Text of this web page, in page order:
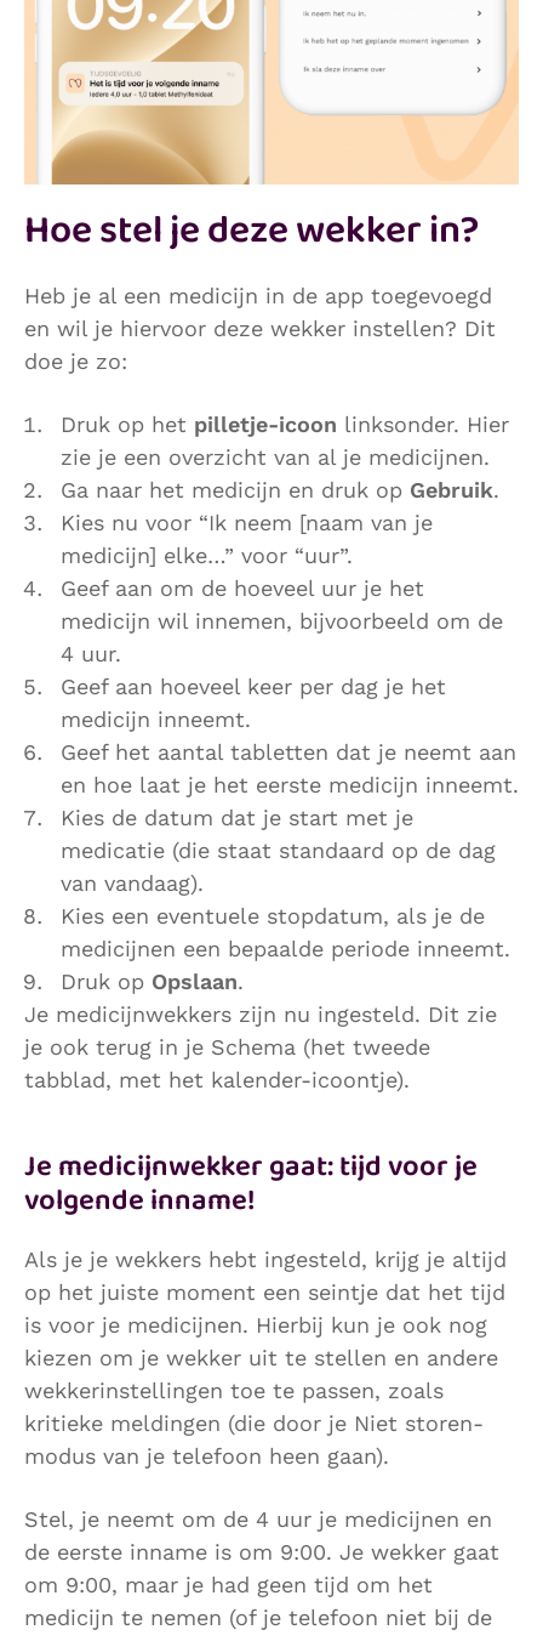
Hoe stel je deze wekker in?
Heb je al een medicijn in de app toegevoegd
en wil je hiervoor deze wekker instellen? Dit
doe je zo:
Druk op het pilletje-icoon linksonder. Hier
zie je een overzicht van al je medicijnen.
Ga naar het medicijn en druk op Gebruik.
Kies nu voor “Ik neem [naam van je
medicijn] elke…” voor “uur”.
Geef aan om de hoeveel uur je het
medicijn wil innemen, bijvoorbeeld om de
4 uur.
Geef aan hoeveel keer per dag je het
medicijn inneemt.
Geef het aantal tabletten dat je neemt aan
en hoe laat je het eerste medicijn inneemt.
Kies de datum dat je start met je
medicatie (die staat standaard op de dag
van vandaag).
Kies een eventuele stopdatum, als je de
medicijnen een bepaalde periode inneemt.
Druk op Opslaan.
Je medicijnwekkers zijn nu ingesteld. Dit zie
je ook terug in je Schema (het tweede
tabblad, met het kalender-icoontje).
Je medicijnwekker gaat: tijd voor je
volgende inname!
Als je je wekkers hebt ingesteld, krijg je altijd
op het juiste moment een seintje dat het tijd
is voor je medicijnen. Hierbij kun je ook nog
kiezen om je wekker uit te stellen en andere
wekkerinstellingen toe te passen, zoals
kritieke meldingen (die door je Niet storen-
modus van je telefoon heen gaan).
Stel, je neemt om de 4 uur je medicijnen en
de eerste inname is om 9:00. Je wekker gaat
om 9:00, maar je had geen tijd om het
medicijn te nemen (of je telefoon niet bij de